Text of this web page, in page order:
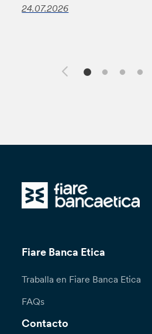
24.07.2026
Fiare Banca Etica
Traballa en Fiare Banca Etica
FAQs
Contacto